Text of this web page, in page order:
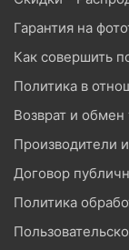
Гарантия на
Как совершить
Политика в
Возврат и обмен
Производители
Договор
Политика